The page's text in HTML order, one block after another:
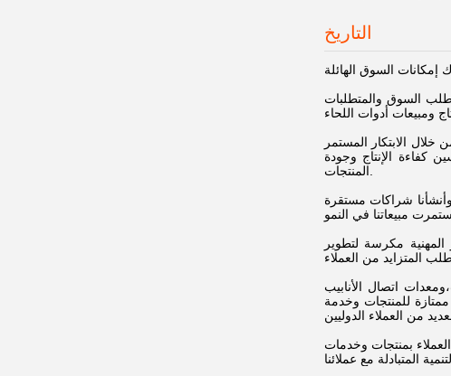
التاريخ
السوق والمتطلبات
الابتكار المستمر
كفاءة الإنتاج وجودة
شراكات مستقرة
المهنية مكرسة لتطوير
اتصال الأنابيب
للمنتجات وخدمة
بمنتجات وخدمات